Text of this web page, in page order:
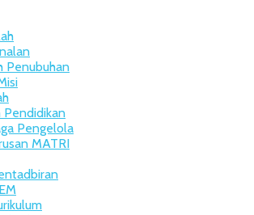
Penubuhan
Pendidikan
Pengelola
MATRI